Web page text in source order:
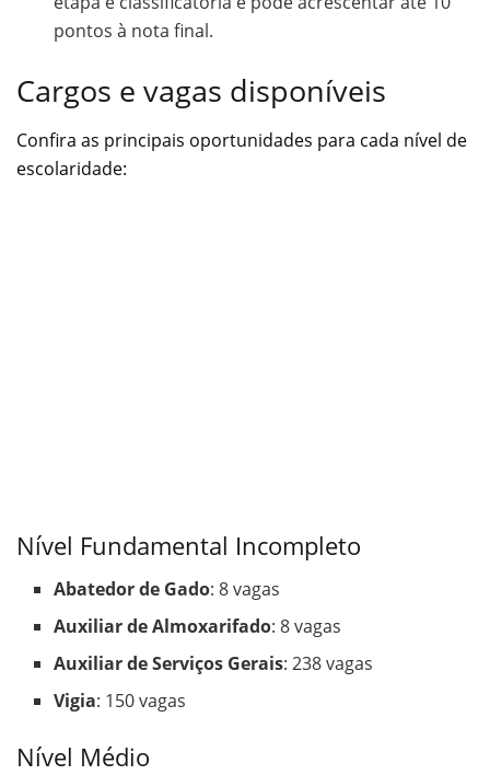
pontos à nota final.
Cargos e vagas disponíveis
Confira as principais oportunidades para cada nível de
escolaridade:
Nível Fundamental Incompleto
Abatedor de Gado: 8 vagas
Auxiliar de Almoxarifado: 8 vagas
Auxiliar de Serviços Gerais: 238 vagas
Vigia: 150 vagas
Nível Médio